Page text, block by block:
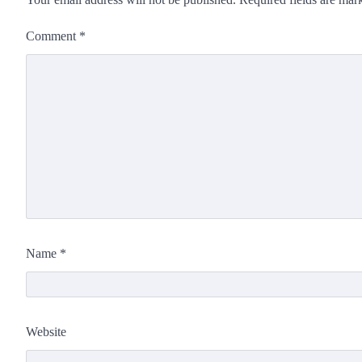
Comment *
Name *
Website